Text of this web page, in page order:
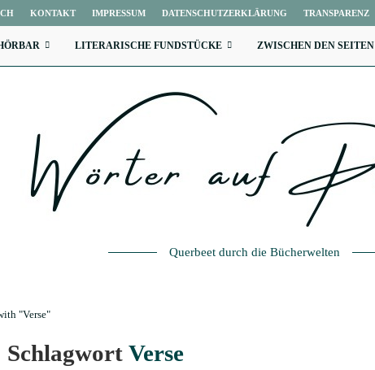
KONTAKT IMPRESSUM DATENSCHUTZERKLÄRUNG TRANSPARENZ
LITERARISCHE FUNDSTÜCKE ZWISCHEN DEN SEITEN
Querbeet durch die Bücherwelten
"Verse"
SchlagwortVerse